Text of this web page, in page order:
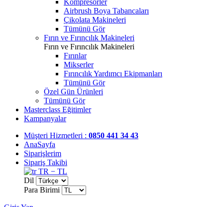
Kompresörler
Airbrush Boya Tabancaları
Çikolata Makineleri
Tümünü Gör
Fırın ve Fırıncılık Makineleri
Fırın ve Fırıncılık Makineleri
Fırınlar
Mikserler
Fırıncılık Yardımcı Ekipmanları
Tümünü Gör
Özel Gün Ürünleri
Tümünü Gör
Masterclass Eğitimler
Kampanyalar
Müşteri Hizmetleri : 0850 441 34 43
AnaSayfa
Siparişlerim
Sipariş Takibi
TR − TL
Dil
Para Birimi